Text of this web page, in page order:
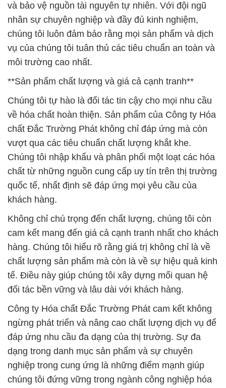
và bảo vệ nguồn tài nguyên tự nhiên. Với đội ngũ
nhân sự chuyên nghiệp và đầy đủ kinh nghiệm,
chúng tôi luôn đảm bảo rằng mọi sản phẩm và dịch
vụ của chúng tôi tuân thủ các tiêu chuẩn an toàn và
môi trường cao nhất.
**Sản phẩm chất lượng và giá cả cạnh tranh**
Chúng tôi tự hào là đối tác tin cậy cho mọi nhu cầu
về hóa chất hoàn thiện. Sản phẩm của Công ty Hóa
chất Đắc Trường Phát không chỉ đáp ứng mà còn
vượt qua các tiêu chuẩn chất lượng khắt khe.
Chúng tôi nhập khẩu và phân phối một loạt các hóa
chất từ những nguồn cung cấp uy tín trên thị trường
quốc tế, nhất định sẽ đáp ứng mọi yêu cầu của
khách hàng.
Không chỉ chú trọng đến chất lượng, chúng tôi còn
cam kết mang đến giá cả cạnh tranh nhất cho khách
hàng. Chúng tôi hiểu rõ rằng giá trị không chỉ là về
chất lượng sản phẩm mà còn là về sự hiệu quả kinh
tế. Điều này giúp chúng tôi xây dựng mối quan hệ
đối tác bền vững và lâu dài với khách hàng.
Công ty Hóa chất Đắc Trường Phát cam kết không
ngừng phát triển và nâng cao chất lượng dịch vụ để
đáp ứng nhu cầu đa dạng của thị trường. Sự đa
dạng trong danh mục sản phẩm và sự chuyên
nghiệp trong cung ứng là những điểm mạnh giúp
chúng tôi đứng vững trong ngành công nghiệp hóa